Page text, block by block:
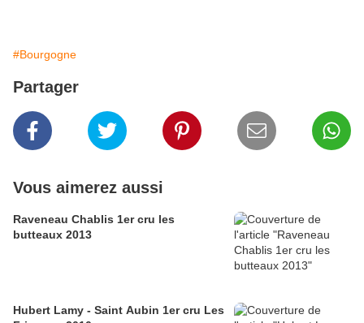
#Bourgogne
Partager
Vous aimerez aussi
Raveneau Chablis 1er cru les
butteaux 2013
Hubert Lamy - Saint Aubin 1er cru Les